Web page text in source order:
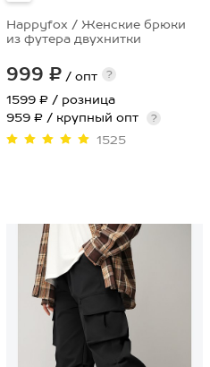
Happyfox / Женские брюки
из футера двухнитки
999 ₽ / опт ?
1599 ₽ / розница
959 ₽ / крупный опт
?
1525
44 46 48 50 52 54